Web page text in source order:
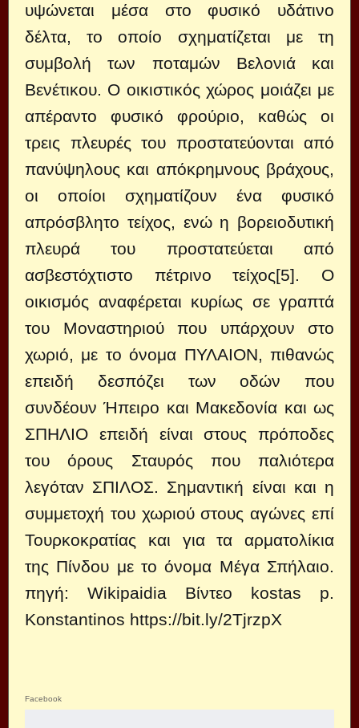
υψώνεται μέσα στο φυσικό υδάτινο
δέλτα, το οποίο σχηματίζεται με τη
συμβολή των ποταμών Βελονιά και
Βενέτικου. Ο οικιστικός χώρος μοιάζει με
απέραντο φυσικό φρούριο, καθώς οι
τρεις πλευρές του προστατεύονται από
πανύψηλους και απόκρημνους βράχους,
οι οποίοι σχηματίζουν ένα φυσικό
απρόσβλητο τείχος, ενώ η βορειοδυτική
πλευρά του προστατεύεται από
ασβεστόχτιστο πέτρινο τείχος[5]. Ο
οικισμός αναφέρεται κυρίως σε γραπτά
του Μοναστηριού που υπάρχουν στο
χωριό, με το όνομα ΠΥΛΑΙΟΝ, πιθανώς
επειδή δεσπόζει των οδών που
συνδέουν Ήπειρο και Μακεδονία και ως
ΣΠΗΛΙΟ επειδή είναι στους πρόποδες
του όρους Σταυρός που παλιότερα
λεγόταν ΣΠΙΛΟΣ. Σημαντική είναι και η
συμμετοχή του χωριού στους αγώνες επί
Τουρκοκρατίας και για τα αρματολίκια
της Πίνδου με το όνομα Μέγα Σπήλαιο.
πηγή: Wikipaidia Βίντεο kostas p.
Konstantinos https://bit.ly/2TjrzpX
Facebook